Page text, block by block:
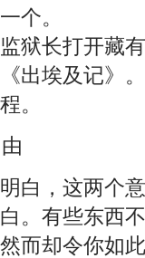
个。
长打开藏有
出埃及记》
。
，这两个意
。有些东西
而却令你如